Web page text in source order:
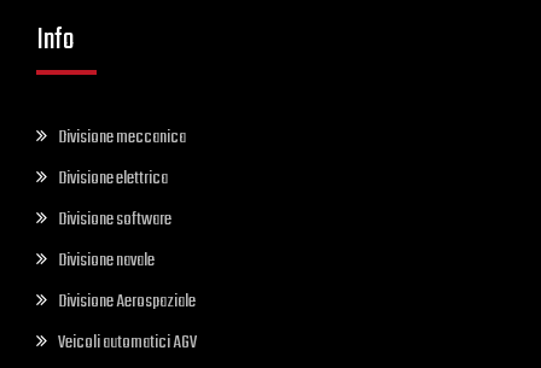
Info
Divisione meccanica
Divisione elettrica
Divisione software
Divisione navale
Divisione Aerospaziale
Veicoli automatici AGV